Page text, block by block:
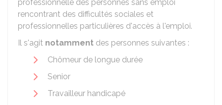
professionnelle des personnes sans emploi
rencontrant des difficultés sociales et
professionnelles particulières d'accès à l'emploi.
Il s'agit notamment des personnes suivantes :
Chômeur de longue durée
Senior
Travailleur handicapé